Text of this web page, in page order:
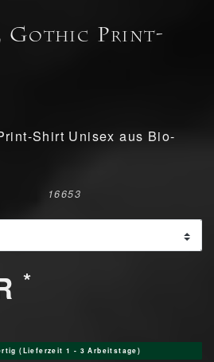
Gothic Print-
Shirt Unisex aus Bio-
16653
*
(Lieferzeit 1 - 3 Arbeitstage)